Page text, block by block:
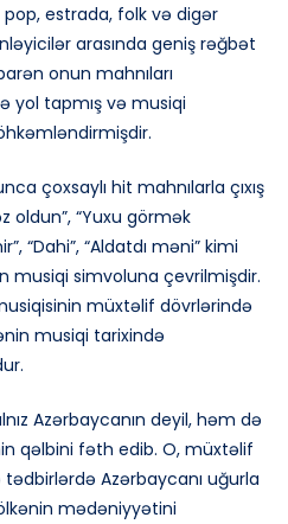
pop, estrada, folk və digər
arasında geniş rəğbət
onun mahnıları
yol tapmış və musiqi
çoxsaylı hit mahnılarla çıxış
oldun”, “Yuxu görmək
“Dahi”, “Aldatdı məni” kimi
musiqi simvoluna çevrilmişdir.
müxtəlif dövrlərində
musiqi tarixində
Azərbaycanın deyil, həm də
qəlbini fəth edib. O, müxtəlif
Azərbaycanı uğurla
mədəniyyətini